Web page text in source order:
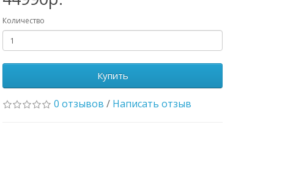
Количество
Купить
0 отзывов / Написать отзыв